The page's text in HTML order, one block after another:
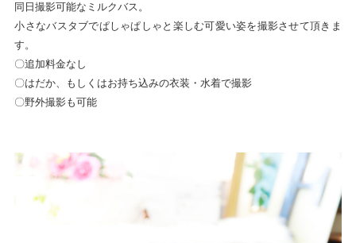
同日撮影可能なミルクバス。
小さなバスタブでぱしゃぱしゃと楽しむ可愛い姿を撮影させて頂きま
す。
〇追加料金なし
〇はだか、もしくはお持ち込みの衣装・水着で撮影
〇野外撮影も可能